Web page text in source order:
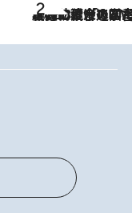
2026.8.3
慶應幼稚舎の図書室からテレビの世界に飛び込んだ阿川佐和子（72）